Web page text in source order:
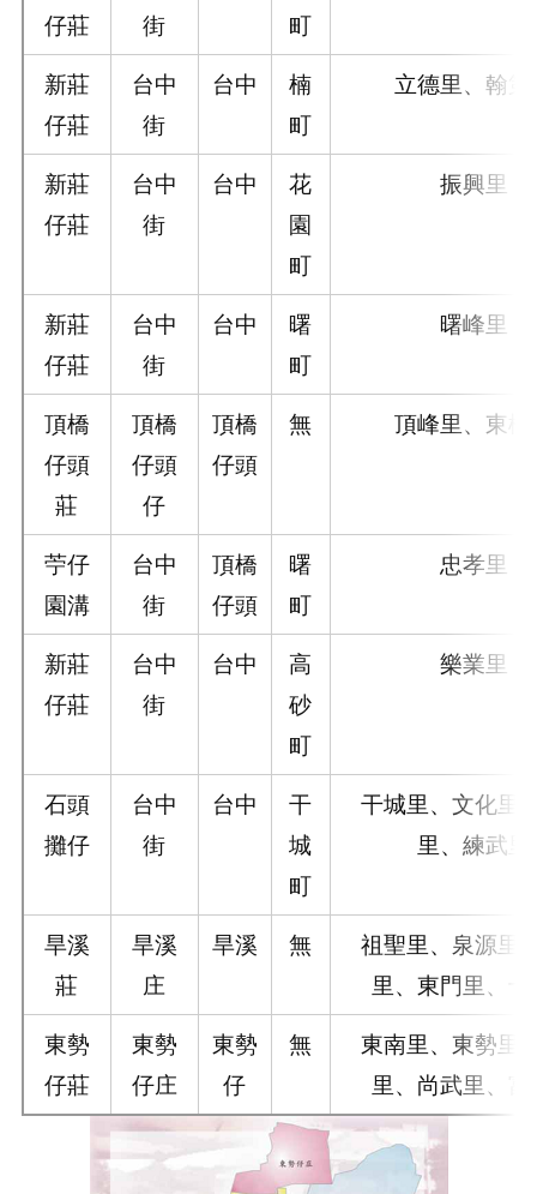
仔莊
街
町
新莊
仔莊
台中
街
台中
楠
町
立德里、翰第
新莊
仔莊
台中
街
台中
花
園
町
振興里
新莊
仔莊
台中
街
台中
曙
町
曙峰里
頂橋
仔頭
莊
頂橋
仔頭
仔
頂橋
仔頭
無 頂峰里、東橋
苧仔
園溝
台中
街
頂橋
仔頭
曙
町
忠孝里
新莊
仔莊
台中
街
台中
高
砂
町
樂業里
石頭
攤仔
台中
街
台中
干
城
町
干城里、文化里
里、練武里
旱溪
莊
旱溪
庄
旱溪 無
祖聖里、泉源里
里、東門里、
東勢
仔莊
東勢
仔庄
東勢
仔
無
東南里、東勢里
里、尚武里、